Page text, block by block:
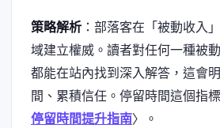
策略解析 ：部落客在「被動收入
域建立權威。讀者對任何一種被
都能在站內找到深入解答，這會
間、累積信任。停留時間這個指
停留時間提升指南〉。